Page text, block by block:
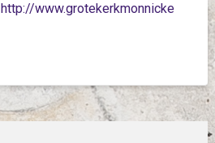
http://www.grotekerkmonnicke